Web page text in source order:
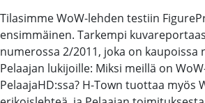
Tilasimme WoW-lehden testiin
ensimmäinen. Tarkempi
numerossa 2/2011, joka on kaupoissa
Pelaajan lukijoille: Miksi meillä on
PelaajaHD:ssa? H-Town tuottaa myös